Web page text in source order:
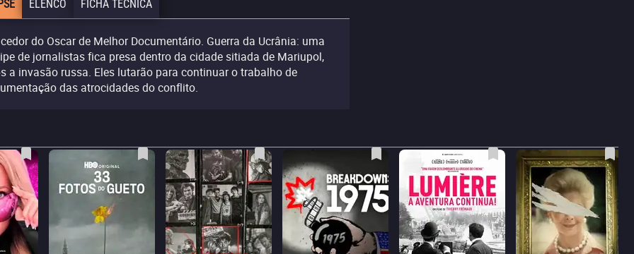
ELENCO FICHA TÉCNICA
do Oscar de Melhor Documentário. Guerra da Ucrânia: uma
de jornalistas fica presa dentro da cidade sitiada de Mariupol,
a invasão russa. Eles lutarão para continuar o trabalho de
das atrocidades do conflito.